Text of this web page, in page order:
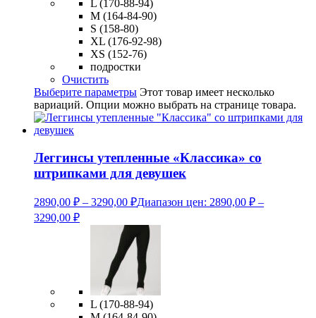
L (170-88-94)
M (164-84-90)
S (158-80)
XL (176-92-98)
XS (152-76)
подростки
Очистить
Выберите параметры Этот товар имеет несколько
вариаций. Опции можно выбрать на странице товара.
Леггинсы утепленные «Классика» со
штрипками для девушек
2890,00 ₽ – 3290,00 ₽Диапазон цен: 2890,00 ₽ –
3290,00 ₽
L (170-88-94)